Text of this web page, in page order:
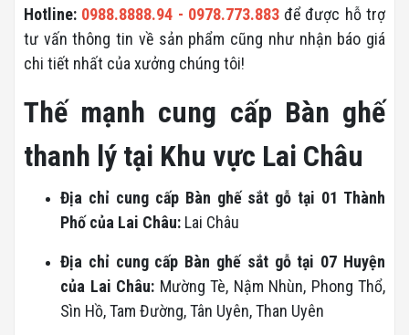
Hotline: 0988.8888.94 - 0978.773.883để được hỗ trợ
tư vấn thông tin về sản phẩm cũng như nhận báo giá
chi tiết nhất của xưởng chúng tôi!
Thế mạnh cung cấp Bàn ghế
thanh lý tại Khu vực Lai Châu
Địa chỉ cung cấp Bàn ghế sắt gỗ tại 01 Thành
Phố của Lai Châu: Lai Châu
Địa chỉ cung cấp Bàn ghế sắt gỗ tại 07 Huyện
của Lai Châu: Mường Tè, Nậm Nhùn, Phong Thổ,
Sìn Hồ, Tam Đường, Tân Uyên, Than Uyên